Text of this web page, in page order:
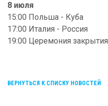
8 июля
15:00 Польша - Куба
17:00 Италия - Россия
19:00 Церемония закрытия
ВЕРНУТЬСЯ К СПИСКУ НОВОСТЕЙ